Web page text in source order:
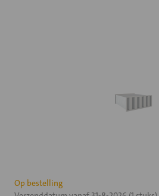
Huidige
Op bestelling